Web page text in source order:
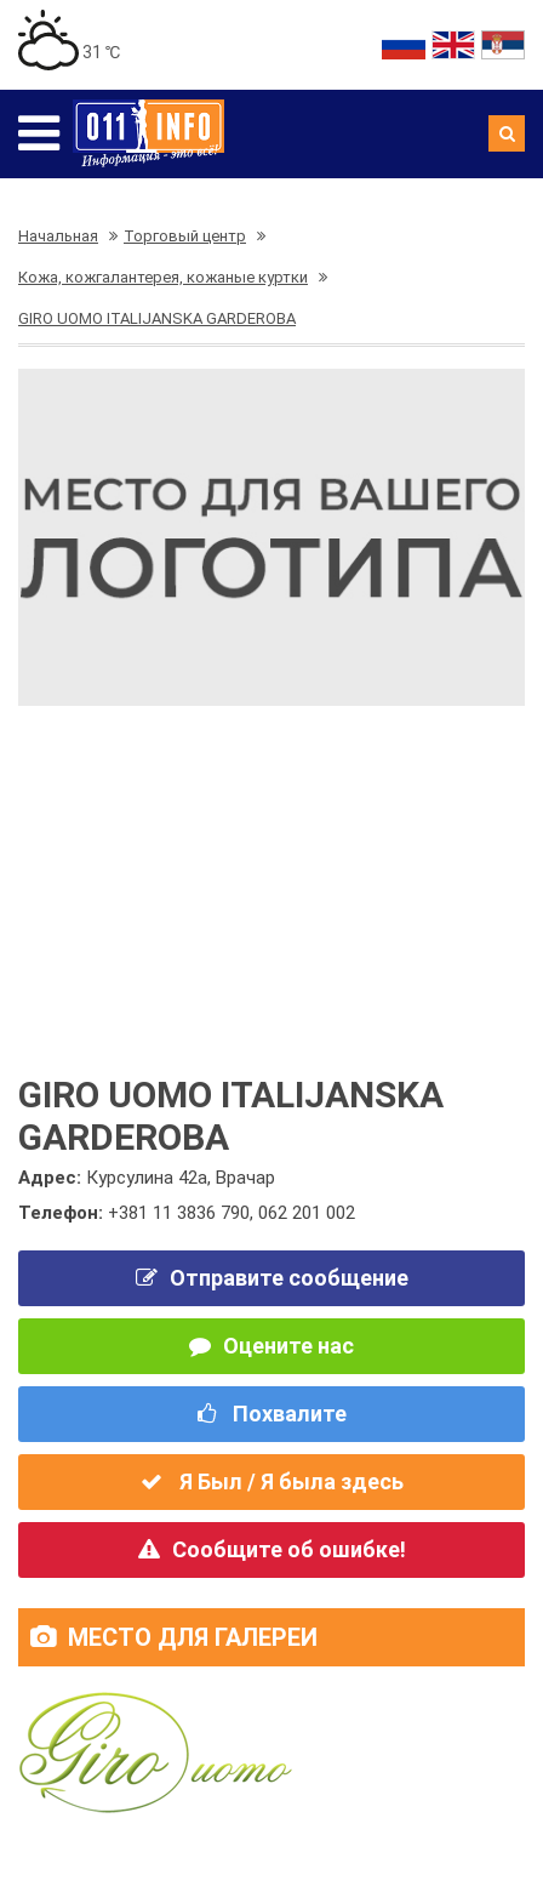
31 ℃
Начальная Торговый центр
Кожа, кожгалантерея, кожаные куртки
GIRO UOMO ITALIJANSKA GARDEROBA
GIRO UOMO ITALIJANSKA
GARDEROBA
Адрес: Курсулина 42а, Врачар
Телефон: +381 11 3836 790, 062 201 002
Отправите сообщение
Оцените нас
Похвалите
Я Был / Я была здесь
Сообщите об ошибке!
МЕСТО ДЛЯ ГАЛЕРЕИ